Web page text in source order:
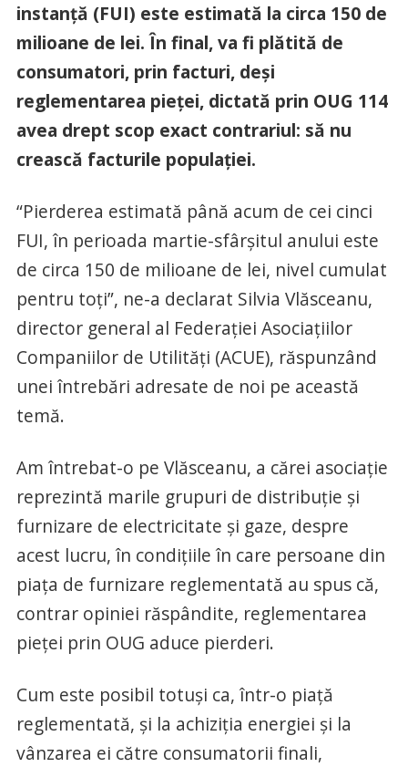
instanţă (FUI) este estimată la circa 150 de
milioane de lei. În final, va fi plătită de
consumatori, prin facturi, deşi
reglementarea pieţei, dictată prin OUG 114
avea drept scop exact contrariul: să nu
crească facturile populaţiei.
“Pierderea estimată până acum de cei cinci
FUI, în perioada martie-sfârşitul anului este
de circa 150 de milioane de lei, nivel cumulat
pentru toţi”, ne-a declarat Silvia Vlăsceanu,
director general al Federaţiei Asociaţiilor
Companiilor de Utilităţi (ACUE), răspunzând
unei întrebări adresate de noi pe această
temă.
Am întrebat-o pe Vlăsceanu, a cărei asociaţie
reprezintă marile grupuri de distribuţie şi
furnizare de electricitate şi gaze, despre
acest lucru, în condiţiile în care persoane din
piaţa de furnizare reglementată au spus că,
contrar opiniei răspândite, reglementarea
pieţei prin OUG aduce pierderi.
Cum este posibil totuşi ca, într-o piaţă
reglementată, şi la achiziţia energiei şi la
vânzarea ei către consumatorii finali,